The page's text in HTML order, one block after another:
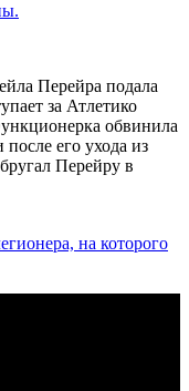
Перейра подала
за Атлетико
обвинила
его ухода из
Перейру в
на которого